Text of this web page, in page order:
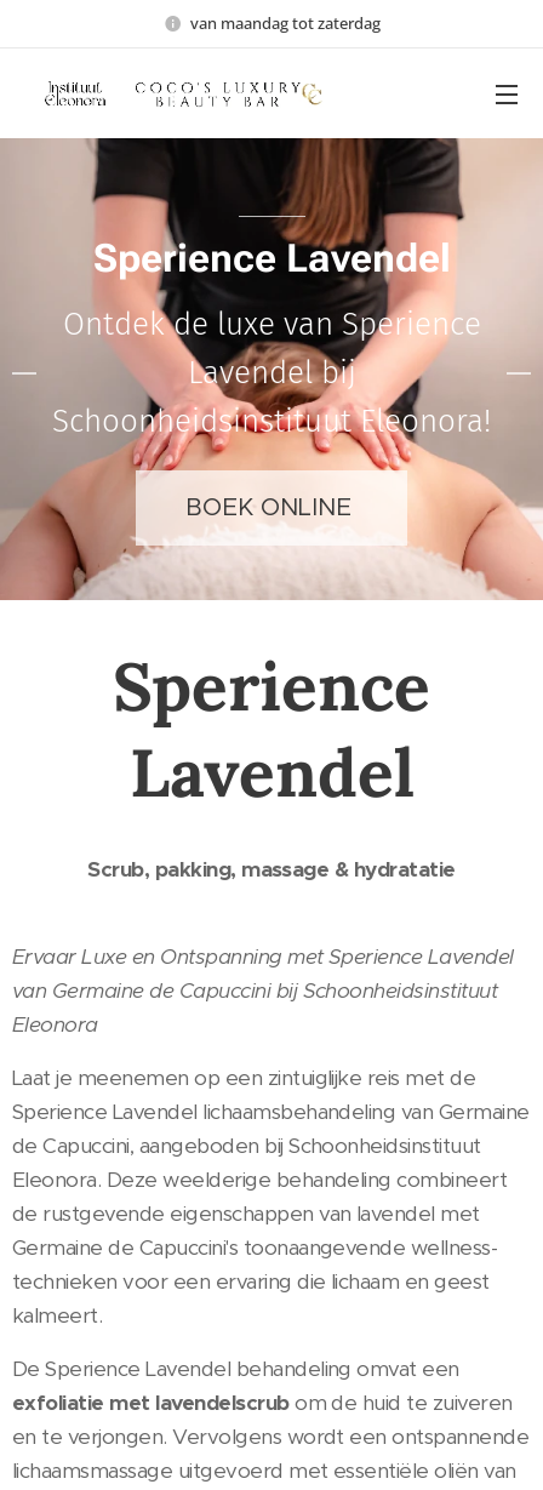
van maandag tot zaterdag
Sperience Lavendel
Ontdek de luxe van Sperience
Lavendel bij
Schoonheidsinstituut Eleonora!
BOEK ONLINE
Sperience
Lavendel
Scrub, pakking, massage & hydratatie
Ervaar Luxe en Ontspanning met Sperience Lavendel
van Germaine de Capuccini bij Schoonheidsinstituut
Eleonora
Laat je meenemen op een zintuiglijke reis met de
Sperience Lavendel lichaamsbehandeling van Germaine
de Capuccini, aangeboden bij Schoonheidsinstituut
Eleonora. Deze weelderige behandeling combineert
de rustgevende eigenschappen van lavendel met
Germaine de Capuccini's toonaangevende wellness-
technieken voor een ervaring die lichaam en geest
kalmeert.
De Sperience Lavendel behandeling omvat een
exfoliatie met lavendelscrubom de huid te zuiveren
en te verjongen. Vervolgens wordt een ontspannende
lichaamsmassage uitgevoerd met essentiële oliën van